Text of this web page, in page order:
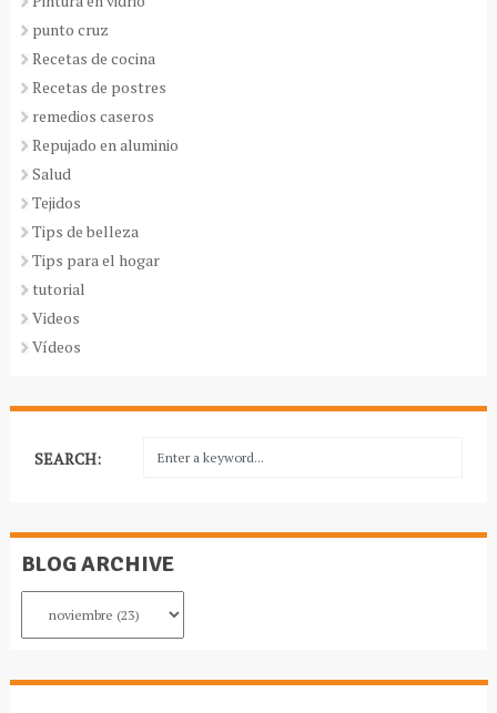
punto cruz
Recetas de cocina
Recetas de postres
remedios caseros
Repujado en aluminio
Salud
Tejidos
Tips de belleza
Tips para el hogar
tutorial
Videos
Vídeos
SEARCH:
BLOG ARCHIVE